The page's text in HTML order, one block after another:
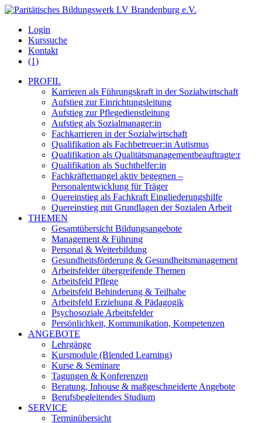
Login
Kurssuche
Kontakt
(1)
PROFIL
Karrieren als Führungskraft in der Sozialwirtschaft
Aufstieg zur Einrichtungsleitung
Aufstieg zur Pflegedienstleitung
Aufstieg als Sozialmanager:in
Fachkarrieren in der Sozialwirtschaft
Qualifikation als Fachbetreuer:in Autismus
Qualifikation als Qualitätsmanagementbeauftragte:r
Qualifikation als Suchthelfer:in
Fachkräftemangel aktiv begegnen –
Personalentwicklung für Träger
Quereinstieg als Fachkraft Eingliederungshilfe
Quereinstieg mit Grundlagen der Sozialen Arbeit
THEMEN
Gesamtübersicht Bildungsangebote
Management & Führung
Personal & Weiterbildung
Gesundheitsförderung & Gesundheitsmanagement
Arbeitsfelder übergreifende Themen
Arbeitsfeld Pflege
Arbeitsfeld Behinderung & Teilhabe
Arbeitsfeld Erziehung & Pädagogik
Psychosoziale Arbeitsfelder
Persönlichkeit, Kommunikation, Kompetenzen
ANGEBOTE
Lehrgänge
Kursmodule (Blended Learning)
Kurse & Seminare
Tagungen & Konferenzen
Beratung, Inhouse & maßgeschneiderte Angebote
Berufsbegleitendes Studium
SERVICE
Terminübersicht